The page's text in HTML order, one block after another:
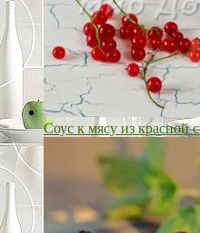
Соус к мясу из красной